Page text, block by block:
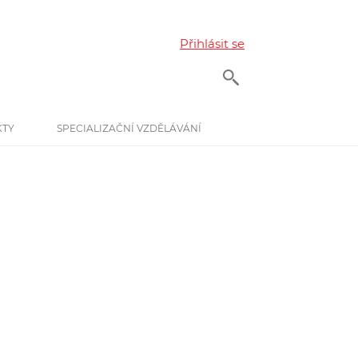
Přihlásit se
SPECIALIZAČNÍ VZDĚLÁVÁNÍ